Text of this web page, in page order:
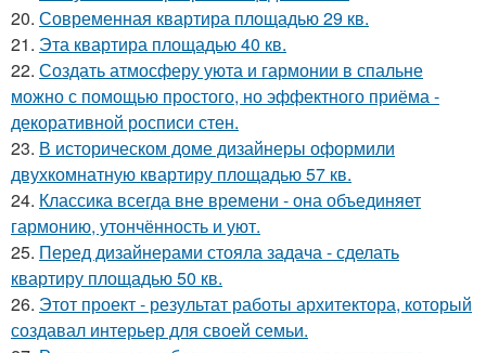
20. Современная квартира площадью 29 кв.
21. Эта квартира площадью 40 кв.
22. Создать атмосферу уюта и гармонии в спальне
можно с помощью простого, но эффектного приёма -
декоративной росписи стен.
23. В историческом доме дизайнеры оформили
двухкомнатную квартиру площадью 57 кв.
24. Классика всегда вне времени - она объединяет
гармонию, утончённость и уют.
25. Перед дизайнерами стояла задача - сделать
квартиру площадью 50 кв.
26. Этот проект - результат работы архитектора, который
создавал интерьер для своей семьи.